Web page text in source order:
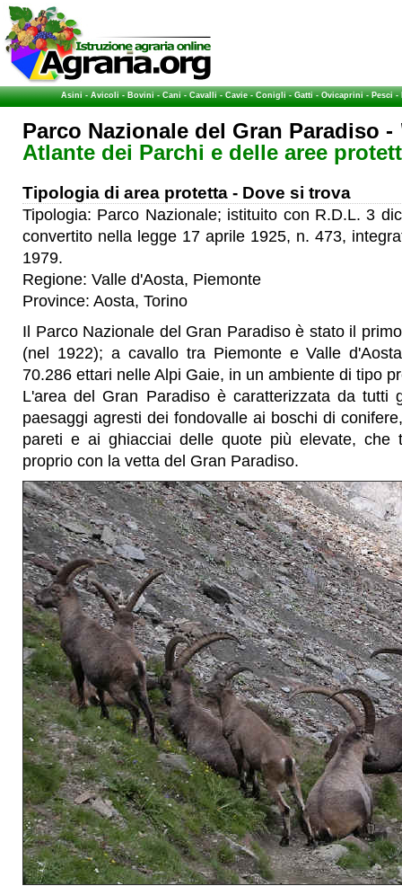
Asini-Avicoli-Bovini-Cani-Cavalli-Cavie-Conigli-Gatti-Ovicaprini-Pesci-
Parco Nazionale del Gran Paradiso -
Atlante dei Parchi e delle aree
Tipologia di area protetta - Dove si trova
Tipologia: Parco Nazionale; istituito con R.D.L. 3
convertito nella legge 17 aprile 1925, n. 473,
1979.
Regione: Valle d'Aosta, Piemonte
Province: Aosta, Torino
Il Parco Nazionale del Gran Paradiso è stato il
(nel 1922); a cavallo tra Piemonte e Valle
70.286 ettari nelle Alpi Gaie, in un ambiente di tipo
L'area del Gran Paradiso è caratterizzata da tutti
paesaggi agresti dei fondovalle ai boschi di
pareti e ai ghiacciai delle quote più elevate, che
proprio con la vetta del Gran Paradiso.